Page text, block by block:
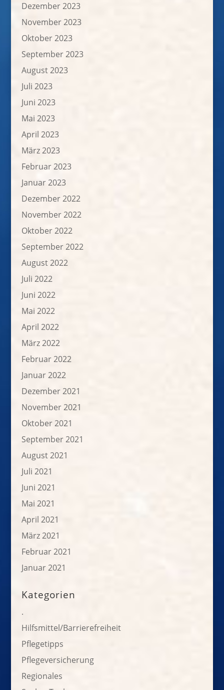
Dezember 2023
November 2023
Oktober 2023
September 2023
August 2023
Juli 2023
Juni 2023
Mai 2023
April 2023
März 2023
Februar 2023
Januar 2023
Dezember 2022
November 2022
Oktober 2022
September 2022
August 2022
Juli 2022
Juni 2022
Mai 2022
April 2022
März 2022
Februar 2022
Januar 2022
Dezember 2021
November 2021
Oktober 2021
September 2021
August 2021
Juli 2021
Juni 2021
Mai 2021
April 2021
März 2021
Februar 2021
Januar 2021
Kategorien
.
Hilfsmittel/Barrierefreiheit
Pflegetipps
Pflegeversicherung
Regionales